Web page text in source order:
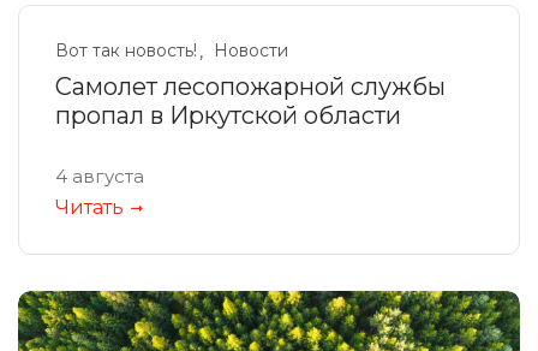
Вот так новость! Новости
Самолет лесопожарной службы
пропал в Иркутской области
4 августа
Читать